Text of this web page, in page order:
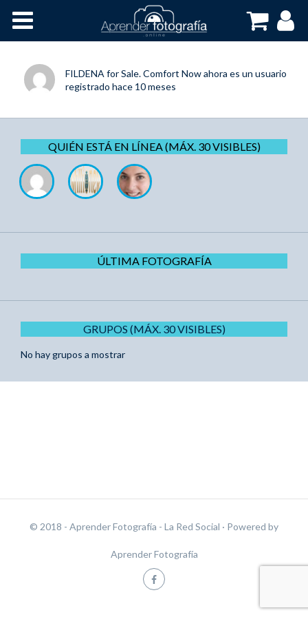
Cursos OnLine
FILDENA for Sale. Comfort Nowahora es un usuario
registrado hace 10 meses
QUIÉN ESTÁ EN LÍNEA (MÁX. 30 VISIBLES)
ÚLTIMA FOTOGRAFÍA
GRUPOS (MÁX. 30 VISIBLES)
No hay grupos a mostrar
© 2018 - Aprender Fotografía - La Red Social · Powered by
Aprender Fotografía